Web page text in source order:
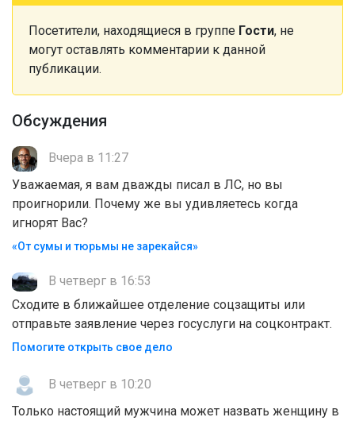
Посетители, находящиеся в группе Гости, не
могут оставлять комментарии к данной
публикации.
Обсуждения
Вчера в 11:27
Уважаемая, я вам дважды писал в ЛС, но вы
проигнорили. Почему же вы удивляетесь когда
игнорят Вас?
«От сумы и тюрьмы не зарекайся»
В четверг в 16:53
Сходите в ближайшее отделение соцзащиты или
отправьте заявление через госуслуги на соцконтракт.
Помогите открыть свое дело
В четверг в 10:20
Только настоящий мужчина может назвать женщину в